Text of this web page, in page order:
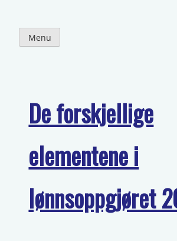
content
Menu
De forskjellige
elementene i
lønnsoppgjøret